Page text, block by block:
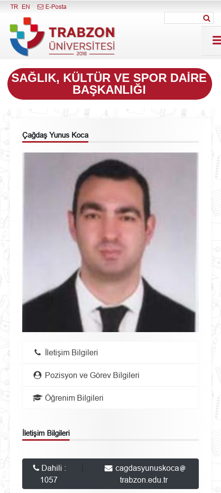
Menüyü Kapat
TR EN E-Posta
SAĞLIK, KÜLTÜR VE SPOR DAIRE
BAŞKANLIĞI
Çağdaş Yunus Koca
İletişim Bilgileri
Pozisyon ve Görev Bilgileri
Öğrenim Bilgileri
İletişim Bilgileri
Dahili :
1057
cagdasyunuskoca
trabzon.edu.tr